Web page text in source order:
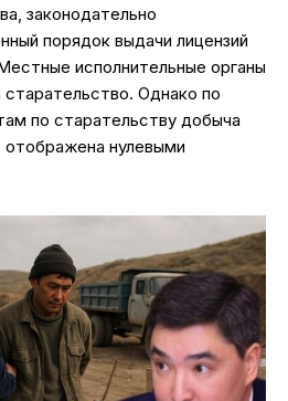
законодательно
порядок выдачи лицензий
исполнительные органы
старательство. Однако по
по старательству добыча
нулевыми